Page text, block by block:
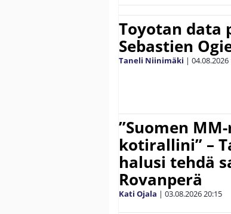
Toyotan data
Sebastien
Taneli Niinimäki | 04.08.2026
”Suomen
kotirallini” –
halusi tehdä
Rovanperä
Kati Ojala | 03.08.202620:15